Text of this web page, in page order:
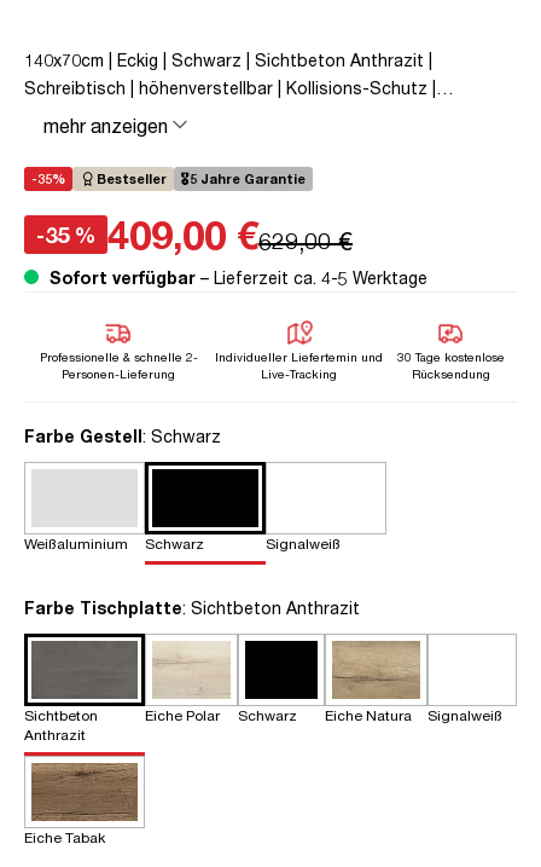
140x70cm | Eckig | Schwarz | Sichtbeton Anthrazit |
Schreibtisch | höhenverstellbar | Kollisions-Schutz |
Elektrisch höhenverstellbar | Kindersicherung | Metall | Holz |
Melaminoberfläche | Grau | 5 Jahre Herstellergarantie |
unmontiert | TÜV© mobiles Arbeiten | bis zu 80 kg | Y-Line |
mehr anzeigen
-35% Bestseller 🎖️5 Jahre Garantie
-35 % 409,00 €629,00 €
Sofort verfügbar – Lieferzeit ca. 4-5 Werktage
Professionelle & schnelle 2-
Personen-Lieferung
Individueller Liefertemin und
Live-Tracking
30 Tage kostenlose
Rücksendung
Farbe Gestellauswählen
: Schwarz
Weißaluminium Schwarz Signalweiß
Farbe Tischplatteauswählen
: Sichtbeton Anthrazit
Sichtbeton
Anthrazit
Eiche Polar Schwarz Eiche Natura Signalweiß
Eiche Tabak